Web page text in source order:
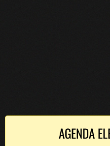
AGENDA